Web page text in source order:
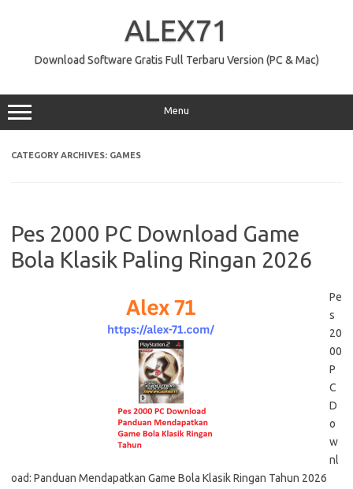
ALEX71
Download Software Gratis Full Terbaru Version (PC & Mac)
Menu
CATEGORY ARCHIVES: GAMES
Pes 2000 PC Download Game
Bola Klasik Paling Ringan 2026
Pe
s
20
00
P
C
D
o
w
nl
oad: Panduan Mendapatkan Game Bola Klasik Ringan Tahun 2026